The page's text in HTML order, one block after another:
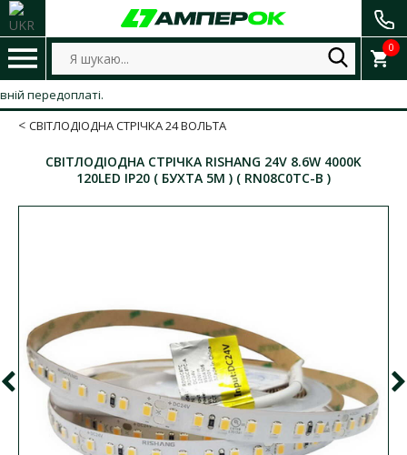
0
СВІТЛОДІОДНА СТРІЧКА 24 ВОЛЬТА
СВІТЛОДІОДНА СТРІЧКА RISHANG 24V 8.6W 4000K
120LED IP20 ( БУХТА 5М ) ( RN08C0TC-B )